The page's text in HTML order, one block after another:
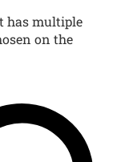
has multiple
on the